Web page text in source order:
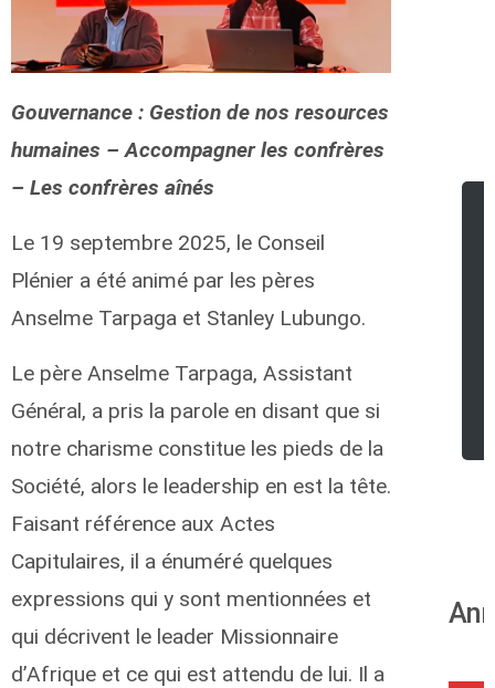
Gouvernance : Gestion de nos resources
humaines – Accompagner les confrères
– Les confrères aînés
Le 19 septembre 2025, le Conseil
Plénier a été animé par les pères
Anselme Tarpaga et Stanley Lubungo.
Le père Anselme Tarpaga, Assistant
Général, a pris la parole en disant que si
notre charisme constitue les pieds de la
Société, alors le leadership en est la tête.
Faisant référence aux Actes
Capitulaires, il a énuméré quelques
expressions qui y sont mentionnées et
qui décrivent le leader Missionnaire
d’Afrique et ce qui est attendu de lui. Il a